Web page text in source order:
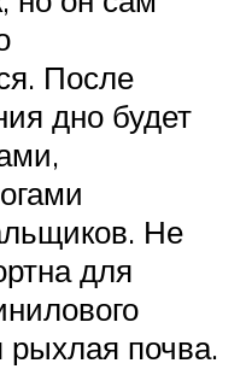
После
дно будет
Не
для
рыхлая почва.